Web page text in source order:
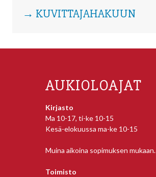
→ KUVITTAJAHAKUUN
AUKIOLOAJAT
Kirjasto
Ma 10-17, ti-ke 10-15
Kesä-elokuussa ma-ke 10-15
Muina aikoina sopimuksen mukaan.
Toimisto